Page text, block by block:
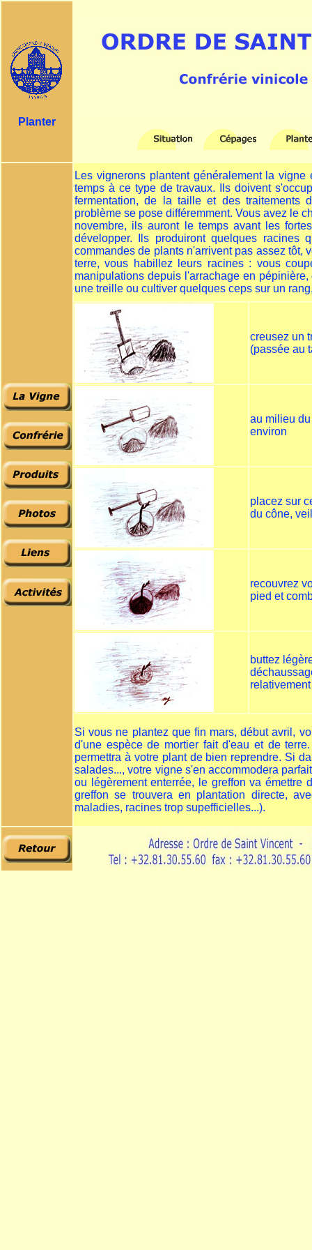
Planter
Les vignerons plantent généralement la
temps à ce type de travaux. Ils doivent
fermentation, de la taille et des traitements
problème se pose différemment. Vous avez le
novembre, ils auront le temps avant les
développer. Ils produiront quelques
commandes de plants n'arrivent pas assez tôt,
terre, vous habillez leurs racines : vous
manipulations depuis l'arrachage en
une treille ou cultiver quelques ceps sur un
creusez un
(passée au
au milieu
environ
placez sur
du cône,
recouvrez
pied et
buttez
Si vous ne plantez que fin mars, début avril,
d'une espèce de mortier fait d'eau et de
permettra à votre plant de bien reprendre. Si
salades..., votre vigne s'en accommodera
ou légèrement enterrée, le greffon va émettre
greffon se trouvera en plantation directe,
maladies, racines trop supefficielles...).